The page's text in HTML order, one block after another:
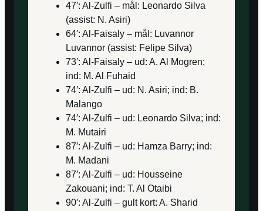
47′: Al-Zulfi – mål: Leonardo Silva
(assist: N. Asiri)
64′: Al-Faisaly – mål: Luvannor
Luvannor (assist: Felipe Silva)
73′: Al-Faisaly – ud: A. Al Mogren;
ind: M. Al Fuhaid
74′: Al-Zulfi – ud: N. Asiri; ind: B.
Malango
74′: Al-Zulfi – ud: Leonardo Silva; ind:
M. Mutairi
87′: Al-Zulfi – ud: Hamza Barry; ind:
M. Madani
87′: Al-Zulfi – ud: Housseine
Zakouani; ind: T. Al Otaibi
90′: Al-Zulfi – gult kort: A. Sharid